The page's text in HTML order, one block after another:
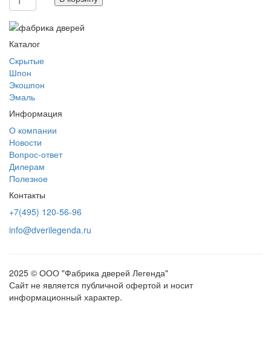
Каталог
Скрытые
Шпон
Экошпон
Эмаль
Информация
О компании
Новости
Вопрос-ответ
Дилерам
Полезное
Контакты
+7(495) 120-56-96
info@dverilegenda.ru
2025 © ООО "Фабрика дверей Легенда"
Сайт не является публичной офертой и носит
информационный характер.